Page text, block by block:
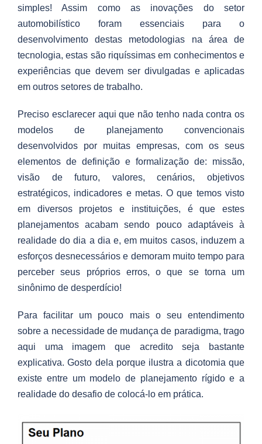
simples! Assim como as inovações do setor
automobilístico foram essenciais para o
desenvolvimento destas metodologias na área de
tecnologia, estas são riquíssimas em conhecimentos e
experiências que devem ser divulgadas e aplicadas
em outros setores de trabalho.
Preciso esclarecer aqui que não tenho nada contra os
modelos de planejamento convencionais
desenvolvidos por muitas empresas, com os seus
elementos de definição e formalização de: missão,
visão de futuro, valores, cenários, objetivos
estratégicos, indicadores e metas. O que temos visto
em diversos projetos e instituições, é que estes
planejamentos acabam sendo pouco adaptáveis à
realidade do dia a dia e, em muitos casos, induzem a
esforços desnecessários e demoram muito tempo para
perceber seus próprios erros, o que se torna um
sinônimo de desperdício!
Para facilitar um pouco mais o seu entendimento
sobre a necessidade de mudança de paradigma, trago
aqui uma imagem que acredito seja bastante
explicativa. Gosto dela porque ilustra a dicotomia que
existe entre um modelo de planejamento rígido e a
realidade do desafio de colocá-lo em prática.